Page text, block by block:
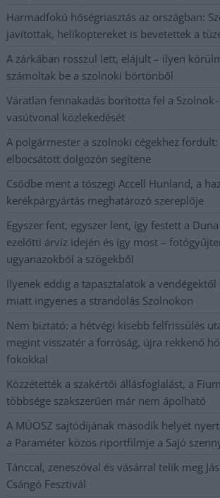
Harmadfokú hőségriasztás az országban:
javítottak, helikoptereket is bevetettek a
A zárkában rosszul lett, elájult – ilyen
számoltak be a szolnoki börtönből
Váratlan fennakadás borította fel a
vasútvonal közlekedését
A polgármester a szolnoki cégekhez fordult:
elbocsátott dolgozón segítene
Csődbe ment a tószegi Accell Hunland, a
kerékpárgyártás meghatározó szereplője
Egyszer fent, egyszer lent, így festett a
ezelőtti árvíz idején és így most –
ugyanazokból a szögekből
Ilyenek eddig a tapasztalatok a
miatt ingyenes a strandolás Szolnokon
Nem biztató: a hétvégi kisebb felfrissülés
megint visszatér a forróság, újra rekkenő
fokokkal
Közzétették a szakértői állásfoglalást, a
többsége szakszerűen már nem ápolható
A MÚOSZ sajtódíjának második helyét
a Paraméter közös riportfilmje a Sajó
Tánccal, zeneszóval és vásárral telik meg
Csángó Fesztivál